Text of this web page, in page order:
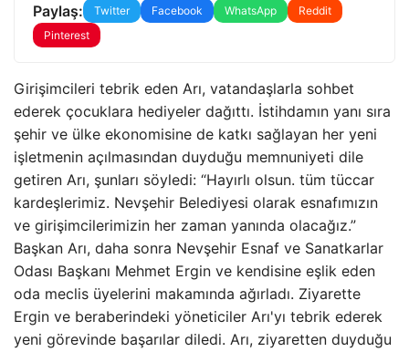
Paylaş: Twitter Facebook WhatsApp
Reddit
Pinterest
Girişimcileri tebrik eden Arı, vatandaşlarla sohbet
ederek çocuklara hediyeler dağıttı. İstihdamın yanı sıra
şehir ve ülke ekonomisine de katkı sağlayan her yeni
işletmenin açılmasından duyduğu memnuniyeti dile
getiren Arı, şunları söyledi: “Hayırlı olsun. tüm tüccar
kardeşlerimiz. Nevşehir Belediyesi olarak esnafımızın
ve girişimcilerimizin her zaman yanında olacağız.”
Başkan Arı, daha sonra Nevşehir Esnaf ve Sanatkarlar
Odası Başkanı Mehmet Ergin ve kendisine eşlik eden
oda meclis üyelerini makamında ağırladı. Ziyarette
Ergin ve beraberindeki yöneticiler Arı'yı ​​tebrik ederek
yeni görevinde başarılar diledi. Arı, ziyaretten duyduğu